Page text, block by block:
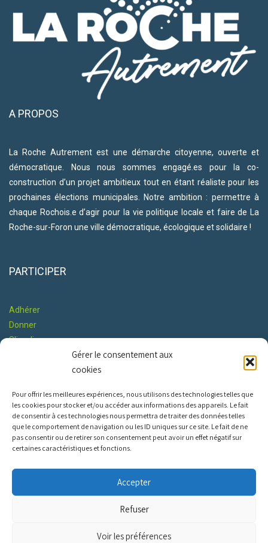
Gérer le consentement aux
cookies
Pour offrir les meilleures expériences, nous utilisons des technologies telles que
les cookies pour stocker et/ou accéder aux informations des appareils. Le fait
de consentir à ces technologies nous permettra de traiter des données telles
que le comportement de navigation ou les ID uniques sur ce site. Le fait de ne
pas consentir ou de retirer son consentement peut avoir un effet négatif sur
certaines caractéristiques et fonctions.
Accepter
Refuser
Voir les préférences
A PROPOS
La Roche Autrement est une démarche citoyenne, ouverte et
démocratique. Nous nous sommes engagé.es pour la co-
construction d’un projet ambitieux tout en étant réaliste pour les
prochaines élections municipales. Notre ambition : permettre à
chaque Rochois.e d’agir pour la vie politique locale et faire de La
Roche-sur-Foron une ville démocratique, écologique et solidaire !
PARTICIPER
Adhérer
Donner
S'impliquer
Co-construire le Programme
RESTONS EN CONTACT